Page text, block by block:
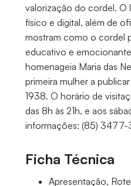
valorização do cordel.
físico e digital, além de
mostram como o cordel
educativo e
homenageia Maria das
primeira mulher a
1938. O horário de
das 8h às 21h, e aos
informações: (85) 3477-
Ficha Técnica
Apresentação,